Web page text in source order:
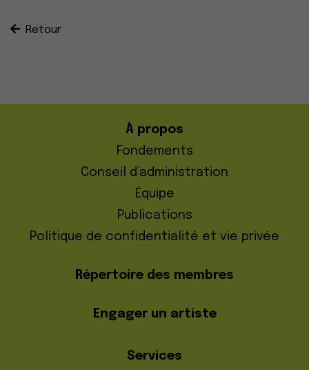
Retour
À propos
Fondements
Conseil d’administration
Équipe
Publications
Politique de confidentialité et vie privée
Répertoire des membres
Engager un artiste
Services